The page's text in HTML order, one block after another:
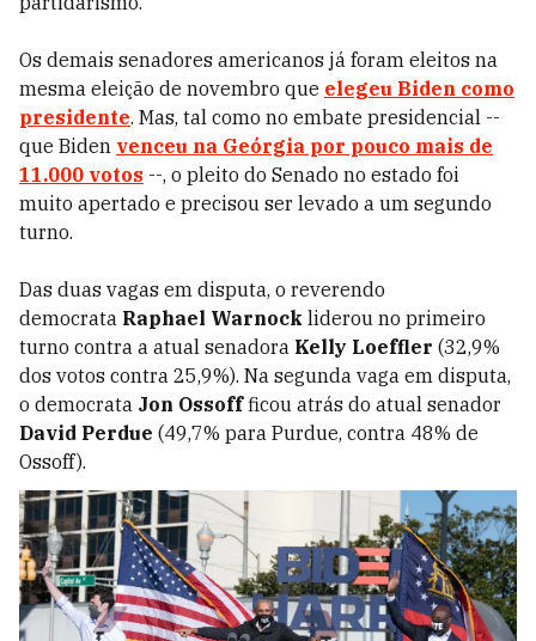
Os demais senadores americanos já foram eleitos na
mesma eleição de novembro que elegeu Biden como
presidente. Mas, tal como no embate presidencial --
que Biden venceu na Geórgia por pouco mais de
11.000 votos --, o pleito do Senado no estado foi
muito apertado e precisou ser levado a um segundo
turno.
Das duas vagas em disputa, o reverendo
democrata Raphael Warnock liderou no primeiro
turno contra a atual senadora Kelly Loeffler (32,9%
dos votos contra 25,9%). Na segunda vaga em disputa,
o democrata Jon Ossoff ficou atrás do atual senador
David Perdue (49,7% para Purdue, contra 48% de
Ossoff).